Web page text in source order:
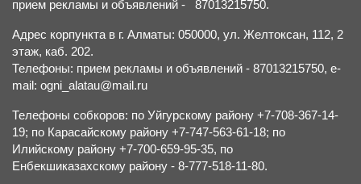
прием рекламы и объявлений - 87013215750.
Адрес корпункта в г. Алматы: 050000, ул. Желтоксан, 112, 2
этаж, каб. 202.
Телефоны: прием рекламы и объявлений - 87013215750, e-
mail: ogni_alatau@mail.ru
Телефоны собкоров: по Уйгурскому району +7-708-367-14-
19; по Карасайскому району +7-747-563-61-18; по
Илийскому району +7-700-659-95-35, по
Енбекшиказахскому району - 8-777-518-11-80.